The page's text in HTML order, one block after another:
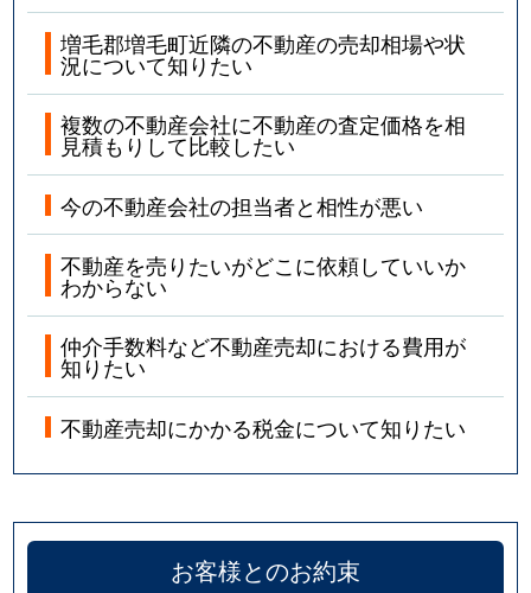
増毛郡増毛町近隣の不動産の売却相場や状
況について知りたい
複数の不動産会社に不動産の査定価格を相
見積もりして比較したい
今の不動産会社の担当者と相性が悪い
不動産を売りたいがどこに依頼していいか
わからない
仲介手数料など不動産売却における費用が
知りたい
不動産売却にかかる税金について知りたい
お客様とのお約束